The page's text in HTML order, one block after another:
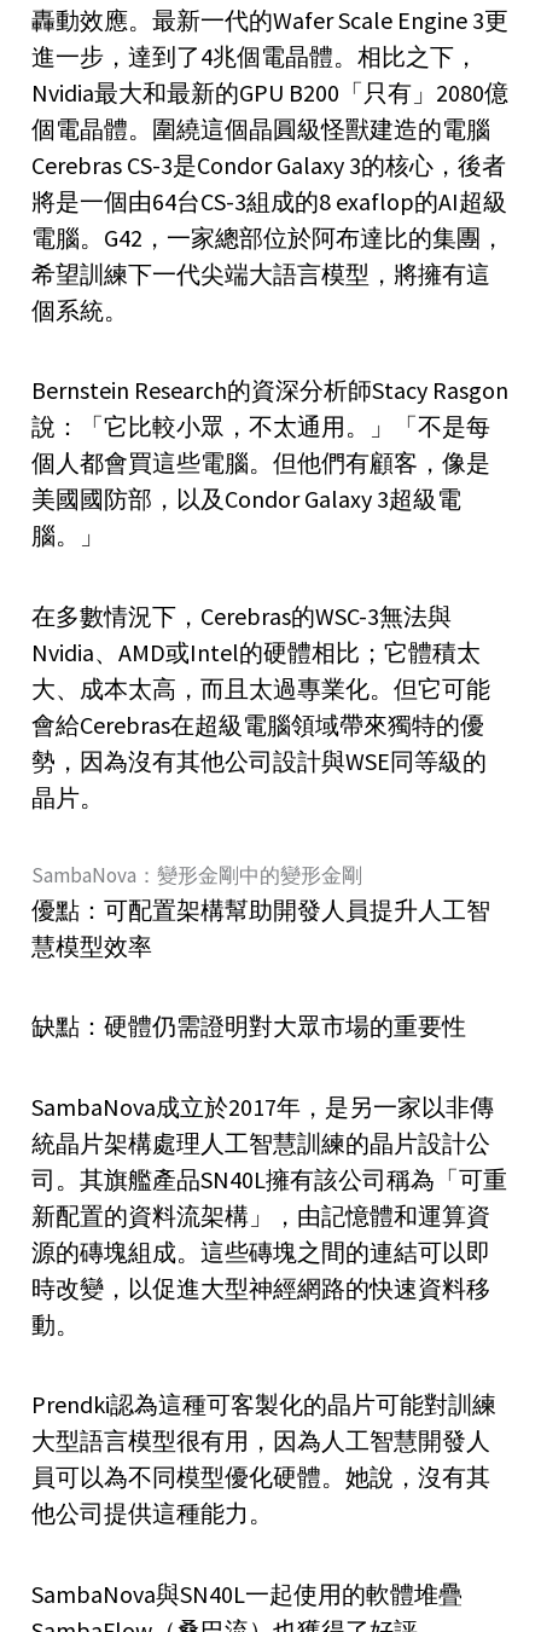
轟動效應。最新一代的Wafer Scale Engine 3更
進一步，達到了4兆個電晶體。相比之下，
Nvidia最大和最新的GPU B200「只有」2080億
個電晶體。圍繞這個晶圓級怪獸建造的電腦
Cerebras CS-3是Condor Galaxy 3的核心，後者
將是一個由64台CS-3組成的8 exaflop的AI超級
電腦。G42，一家總部位於阿布達比的集團，
希望訓練下一代尖端大語言模型，將擁有這
個系統。
Bernstein Research的資深分析師Stacy Rasgon
說：「它比較小眾，不太通用。」「不是每
個人都會買這些電腦。但他們有顧客，像是
美國國防部，以及Condor Galaxy 3超級電
腦。」
在多數情況下，Cerebras的WSC-3無法與
Nvidia、AMD或Intel的硬體相比；它體積太
大、成本太高，而且太過專業化。但它可能
會給Cerebras在超級電腦領域帶來獨特的優
勢，因為沒有其他公司設計與WSE同等級的
晶片。
SambaNova：變形金剛中的變形金剛
優點：可配置架構幫助開發人員提升人工智
慧模型效率
缺點：硬體仍需證明對大眾市場的重要性
SambaNova成立於2017年，是另一家以非傳
統晶片架構處理人工智慧訓練的晶片設計公
司。其旗艦產品SN40L擁有該公司稱為「可重
新配置的資料流架構」，由記憶體和運算資
源的磚塊組成。這些磚塊之間的連結可以即
時改變，以促進大型神經網路的快速資料移
動。
Prendki認為這種可客製化的晶片可能對訓練
大型語言模型很有用，因為人工智慧開發人
員可以為不同模型優化硬體。她說，沒有其
他公司提供這種能力。
SambaNova與SN40L一起使用的軟體堆疊